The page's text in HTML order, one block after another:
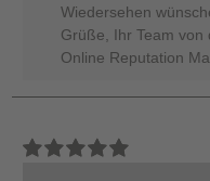
Wiedersehen
Grüße, Ihr Team von
Online Reputation